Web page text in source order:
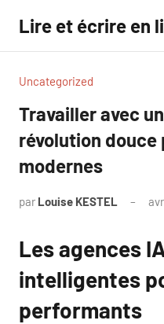
contenu
Lire et écrire en
Uncategorized
Travailler avec
révolution
modernes
par Louise KESTEL
Les agences
intelligentes
performants